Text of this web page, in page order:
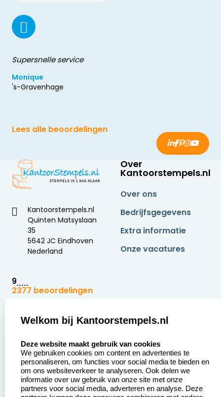
Supersnelle service
Monique
's-Gravenhage
Lees alle beoordelingen
Kantoorstempels.nl
Quinten Matsyslaan
35
5642 JC Eindhoven
Nederland
9
2377 beoordelingen
Over
Kantoorstempels.nl
Over ons
Bedrijfsgegevens
Extra informatie
Onze vacatures
Zakelijk:
Aanvraag op maat
Betaling &
Verzending
Wederverkoper
Klantenservice:
Contact opnemen
Veel gestelde vragen
Retourneren
Welkom bij Kantoorstempels.nl
Deze website maakt gebruik van cookies
We gebruiken cookies om content en advertenties te
personaliseren, om functies voor social media te bieden en
om ons websiteverkeer te analyseren. Ook delen we
informatie over uw gebruik van onze site met onze
partners voor social media, adverteren en analyse. Deze